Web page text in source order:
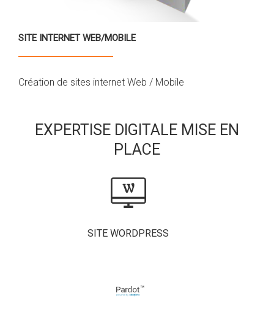
SITE INTERNET WEB/MOBILE
Création de sites internet Web / Mobile
EXPERTISE DIGITALE MISE EN
PLACE
SITE WORDPRESS